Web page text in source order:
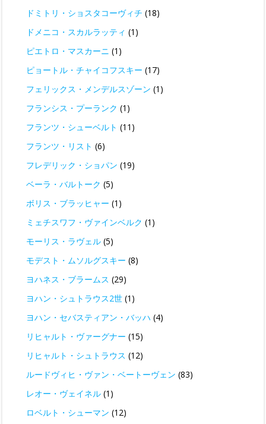
ドミトリ・ショスタコーヴィチ (18)
ドメニコ・スカルラッティ (1)
ピエトロ・マスカーニ (1)
ピョートル・チャイコフスキー (17)
フェリックス・メンデルスゾーン (1)
フランシス・プーランク (1)
フランツ・シューベルト (11)
フランツ・リスト (6)
フレデリック・ショパン (19)
ベーラ・バルトーク (5)
ボリス・ブラッヒャー (1)
ミェチスワフ・ヴァインベルク (1)
モーリス・ラヴェル (5)
モデスト・ムソルグスキー (8)
ヨハネス・ブラームス (29)
ヨハン・シュトラウス2世 (1)
ヨハン・セバスティアン・バッハ (4)
リヒャルト・ヴァーグナー (15)
リヒャルト・シュトラウス (12)
ルードヴィヒ・ヴァン・ベートーヴェン (83)
レオー・ヴェイネル (1)
ロベルト・シューマン (12)